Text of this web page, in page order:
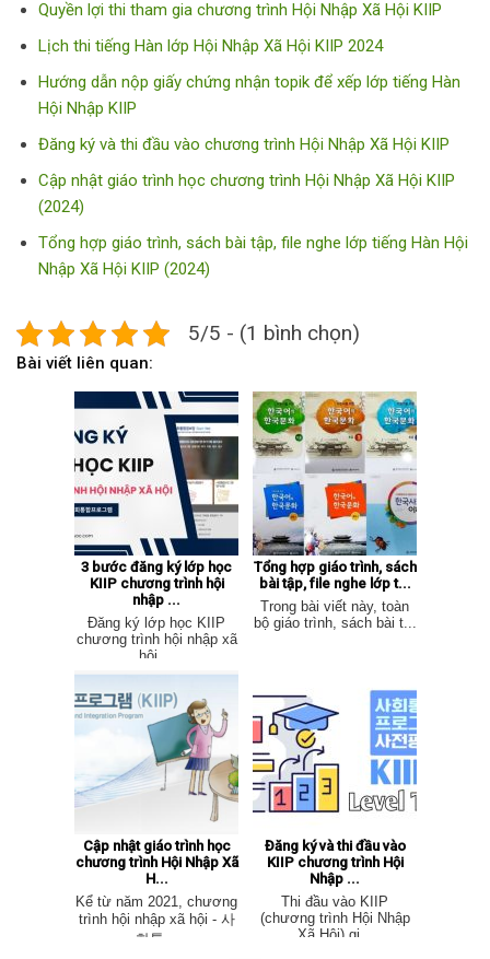
Quyền lợi thi tham gia chương trình Hội Nhập Xã Hội KIIP
Lịch thi tiếng Hàn lớp Hội Nhập Xã Hội KIIP 2024
Hướng dẫn nộp giấy chứng nhận topik để xếp lớp tiếng Hàn
Hội Nhập KIIP
Đăng ký và thi đầu vào chương trình Hội Nhập Xã Hội KIIP
Cập nhật giáo trình học chương trình Hội Nhập Xã Hội KIIP
(2024)
Tổng hợp giáo trình, sách bài tập, file nghe lớp tiếng Hàn Hội
Nhập Xã Hội KIIP (2024)
5/5 - (1 bình chọn)
Bài viết liên quan:
3 bước đăng ký lớp học
KIIP chương trình hội
nhập ...
Đăng ký lớp học KIIP
chương trình hội nhập xã
hội ...
Tổng hợp giáo trình, sách
bài tập, file nghe lớp t...
Trong bài viết này, toàn
bộ giáo trình, sách bài t...
Cập nhật giáo trình học
chương trình Hội Nhập Xã
H...
Kể từ năm 2021, chương
trình hội nhập xã hội - 사
화통...
Đăng ký và thi đầu vào
KIIP chương trình Hội
Nhập ...
Thi đầu vào KIIP
(chương trình Hội Nhập
Xã Hội) gi...